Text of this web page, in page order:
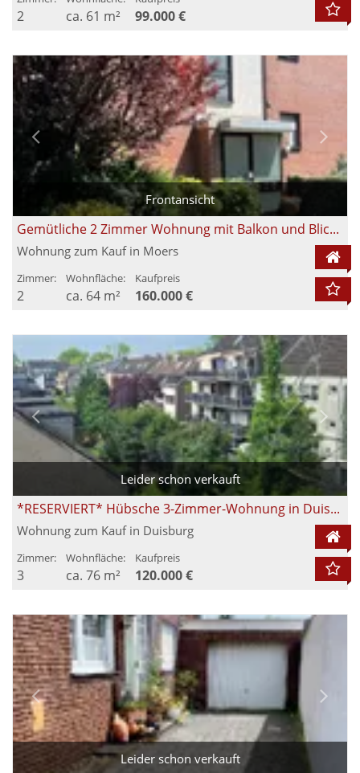
2 ca. 61 m² 99.000 €
Frontansicht
Gemütliche 2 Zimmer Wohnung mit Balkon und Blick ins Grüne in Moers Schwafheim
Wohnung zum Kauf in Moers
Zimmer:
2
Wohnfläche:
ca. 64 m²
Kaufpreis
160.000 €
Leider schon verkauft
*RESERVIERT* Hübsche 3-Zimmer-Wohnung in Duisburg-Wanheimerort
Wohnung zum Kauf in Duisburg
Zimmer:
3
Wohnfläche:
ca. 76 m²
Kaufpreis
120.000 €
Leider schon verkauft